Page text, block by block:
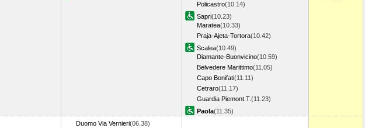
Policastro(10.14)
Sapri(10.23)
Maratea(10.33)
Praja-Ajeta-Tortora(10.42)
Scalea(10.49)
Diamante-Buonvicino(10.59)
Belvedere Marittimo(11.05)
Capo Bonifati(11.11)
Cetraro(11.17)
Guardia Piemont.T.(11.23)
Paola(11.35)
Duomo Via Vernieri(06.38)